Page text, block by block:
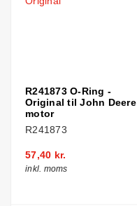
R241873 O-Ring -
Original til John Deere
motor
R241873
57,40 kr.
inkl. moms